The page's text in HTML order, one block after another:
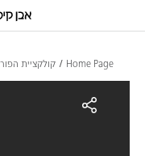
Home Page קולקציית